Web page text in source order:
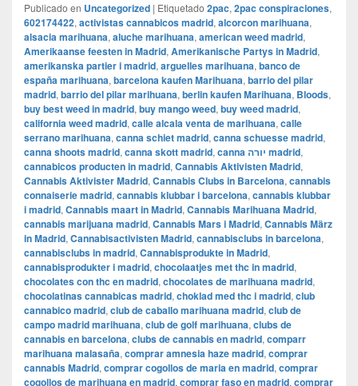
Publicado en Uncategorized | Etiquetado 2pac, 2pac conspiraciones,
602174422, activistas cannabicos madrid, alcorcon marihuana,
alsacia marihuana, aluche marihuana, american weed madrid,
Amerikaanse feesten in Madrid, Amerikanische Partys in Madrid,
amerikanska partier i madrid, arguelles marihuana, banco de
españa marihuana, barcelona kaufen Marihuana, barrio del pilar
madrid, barrio del pilar marihuana, berlin kaufen Marihuana, Bloods,
buy best weed in madrid, buy mango weed, buy weed madrid,
california weed madrid, calle alcala venta de marihuana, calle
serrano marihuana, canna schiet madrid, canna schuesse madrid,
canna shoots madrid, canna skott madrid, canna יורה madrid,
cannabicos producten in madrid, Cannabis Aktivisten Madrid,
Cannabis Aktivister Madrid, Cannabis Clubs in Barcelona, cannabis
connaiserie madrid, cannabis klubbar i barcelona, cannabis klubbar
i madrid, Cannabis maart in Madrid, Cannabis Marihuana Madrid,
cannabis marijuana madrid, Cannabis Mars i Madrid, Cannabis März
in Madrid, Cannabisactivisten Madrid, cannabisclubs in barcelona,
cannabisclubs in madrid, Cannabisprodukte in Madrid,
cannabisprodukter i madrid, chocolaatjes met thc in madrid,
chocolates con thc en madrid, chocolates de marihuana madrid,
chocolatinas cannabicas madrid, choklad med thc i madrid, club
cannabico madrid, club de caballo marihuana madrid, club de
campo madrid marihuana, club de golf marihuana, clubs de
cannabis en barcelona, clubs de cannabis en madrid, comparr
marihuana malasaña, comprar amnesia haze madrid, comprar
cannabis Madrid, comprar cogollos de maria en madrid, comprar
cogollos de marihuana en madrid, comprar faso en madrid, comprar